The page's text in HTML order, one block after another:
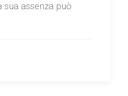
sua assenza può